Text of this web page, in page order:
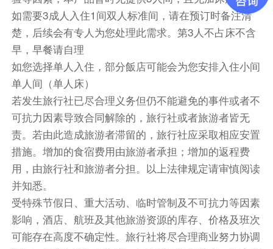
样，也可以远眺洛杉矶的高楼大厦。
【Tesla Diner，特斯拉餐厅（外观）】--探秘特斯
拉餐厅——Tesla Diner在好莱坞开业。洛杉矶特
斯拉餐厅已经成了网红地，不仅能边充电边就餐，
还能品尝机器人亲手做爆米花！机械臂操作、智能
感应，全流程自动化，仿佛置身Tesla的未来实验
室。
团队午餐
之后前往拉斯维加斯，抵达后【夜游拉斯维加斯】
（不少于2小时），拉斯维加斯的夜晚极其美丽，
夜游拉斯韦加斯是体验美国的疯狂和纸醉金迷的方
式，老城区耗资6000万美元的“灯光秀”场，百乐
宫酒店前庭人工湖的喷泉会随乐声变幻出各种图案
和造型，远眺球体全面屏【MSG Sphere】（外
如需要3成人入住1间双人标准间，请在预订时备注清
楚，后续会有专人为您处理此需求。第3人不占床不含
早，早餐请自理
如您选择单人入住，部分飯店可能会为您安排入住小间
单人间（单人床）
若发生旅行社已尽合理义务但仍不能避免的事件或者不
可抗力因素导致合同解除的，旅行社或者旅游者皆无
责。若由此造成旅游者滞留的，旅行社应采取相应安置
措施。增加的食宿费用由旅游者承担；增加的返程费
用，由旅行社和旅游者分担。以上法律规定请审慎阅读
并知悉。
受特殊节假日、重大活动、临时管制及不可抗力等因素
影响，酒店、航班及其他旅游资源的库存、价格及班次
可能存在高度不确定性。旅行社将尽合理商业努力协调